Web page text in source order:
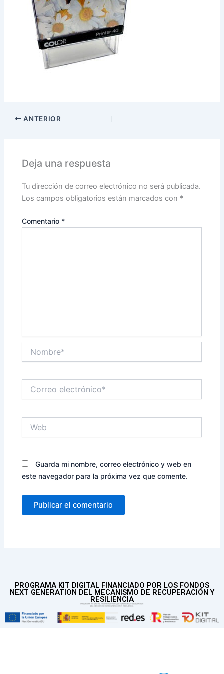
ANTERIOR
Deja una respuesta
Tu dirección de correo electrónico no será publicada.
Los campos obligatorios están marcados con *
Comentario *
electrónico*
Guarda mi nombre, correo electrónico y web en
este navegador para la próxima vez que comente.
PROGRAMA KIT DIGITAL FINANCIADO POR LOS FONDOS
NEXT GENERATION DEL MECANISMO DE RECUPERACIÓN Y
RESILIENCIA